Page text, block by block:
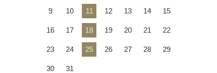
9 10 11 12 13 14 15
16 17 18 19 20 21 22
23 24 25 26 27 28 29
30 31